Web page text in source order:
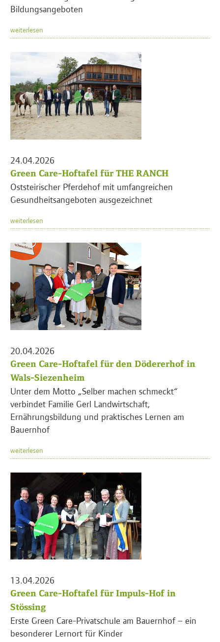
Bildungsangeboten
weiterlesen
24.04.2026
Green Care-Hoftafel für THE RANCH
Oststeirischer Pferdehof mit umfangreichen
Gesundheitsangeboten ausgezeichnet
weiterlesen
20.04.2026
Green Care-Hoftafel für den Dödererhof in
Wals-Siezenheim
Unter dem Motto „Selber machen schmeckt“
verbindet Familie Gerl Landwirtschaft,
Ernährungsbildung und praktisches Lernen am
Bauernhof
weiterlesen
13.04.2026
Green Care-Hoftafel für Impuls-Hof in
Stössing
Erste Green Care-Privatschule am Bauernhof – ein
besonderer Lernort für Kinder